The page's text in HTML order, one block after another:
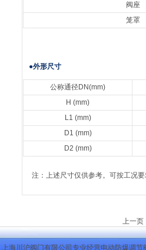
阀座
笼罩
●外形尺寸
公称通径DN(mm)
H (mm)
L1 (mm)
D1 (mm)
D2 (mm)
注：上述尺寸仅供参考。可按工况
上一页
上海川沪阀门有限公司专业经营电动防爆调